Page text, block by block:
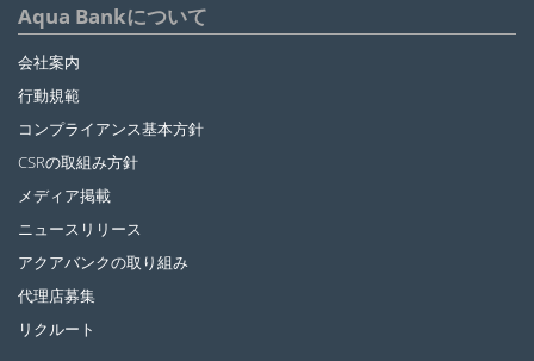
Aqua Bankについて
会社案内
行動規範
コンプライアンス基本方針
CSRの取組み方針
メディア掲載
ニュースリリース
アクアバンクの取り組み
代理店募集
リクルート